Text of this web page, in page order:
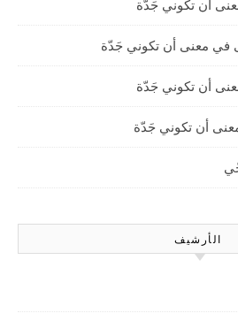
أن تكوني جَدّة
في معنى أن تكوني جَدّة
أن تكوني جَدّة
أن تكوني جَدّة
الأرشيف